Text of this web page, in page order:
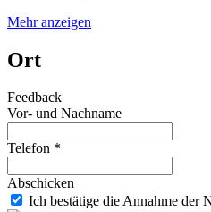
Mehr anzeigen
Ort
Feedback
Vor- und Nachname
Telefon *
Abschicken
Ich bestätige die Annahme der